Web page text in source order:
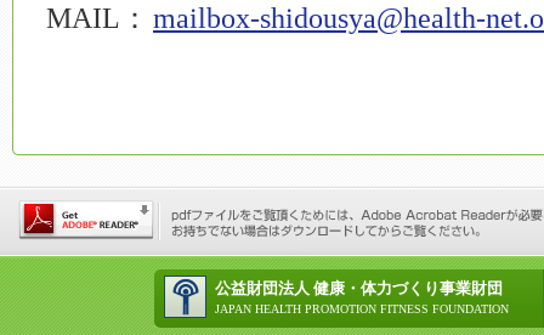
MAIL： mailbox-shidousya@health-
公益財団法人 健康・体力づくり事業財団
JAPAN HEALTH PROMOTION FITNESS FOUNDATION